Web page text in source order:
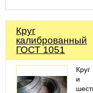
Круг
калиброванный
ГОСТ 1051
Круг
и